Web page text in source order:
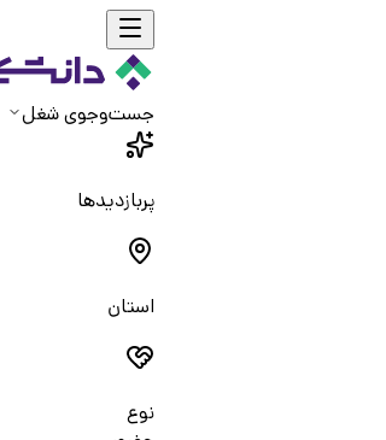
جست‌و‌جوی شغل
پربازدیدها
استان
نوع